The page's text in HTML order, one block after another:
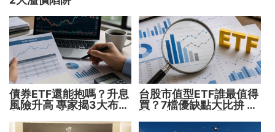
債券ETF還能抱嗎？升息
風險升高 專家揭3大布局
台股市值型ETF誰最值得
買？7檔優缺點大比拚 找